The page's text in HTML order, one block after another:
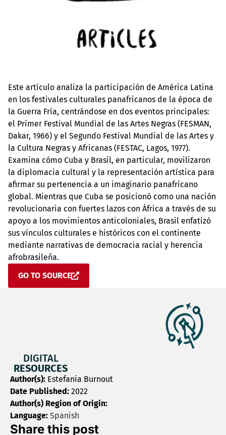
Este artículo analiza la participación de América Latina
en los festivales culturales panafricanos de la época de
la Guerra Fría, centrándose en dos eventos principales:
el Primer Festival Mundial de las Artes Negras (FESMAN,
Dakar, 1966) y el Segundo Festival Mundial de las Artes y
la Cultura Negras y Africanas (FESTAC, Lagos, 1977).
Examina cómo Cuba y Brasil, en particular, movilizaron
la diplomacia cultural y la representación artística para
afirmar su pertenencia a un imaginario panafricano
global. Mientras que Cuba se posicionó como una nación
revolucionaria con fuertes lazos con África a través de su
apoyo a los movimientos anticoloniales, Brasil enfatizó
sus vínculos culturales e históricos con el continente
mediante narrativas de democracia racial y herencia
afrobrasileña.
GO TO SOURCE
DIGITAL
RESOURCES
Author(s): Estefania Burnout
Date Published: 2022
Author(s) Region of Origin:
Language: Spanish
Share this post